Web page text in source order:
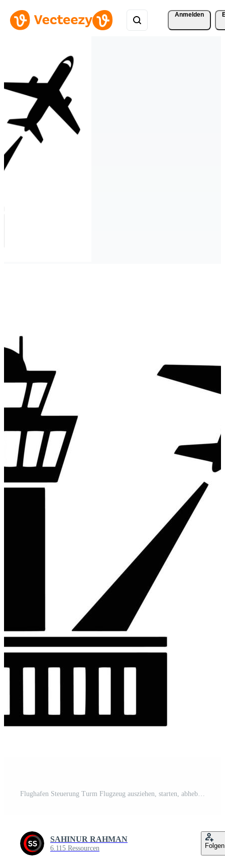
Anmelden
Flughafen Steuerung Turm Flugzeug ausziehen, starten, abheben, losfahren schwarz und Weiß Illustration Pro Vektor
SAHINUR RAHMAN
6.115 Ressourcen Folgen